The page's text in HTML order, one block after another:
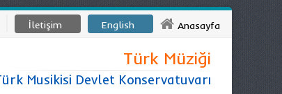
Anasayfa
English
İletişim
Türk Müziği
Musikisi Devlet Konservatuvarı